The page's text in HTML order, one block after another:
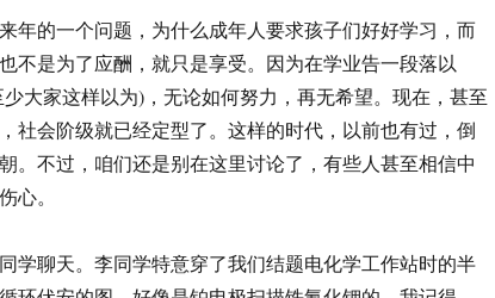
年的一个问题，为什么成年人要求孩子们好好学习，而
不是为了应酬，就只是享受。因为在学业告一段落以
大家这样以为)，无论如何努力，再无希望。现在，甚至
社会阶级就已经定型了。这样的时代，以前也有过，倒
。不过，咱们还是别在这里讨论了，有些人甚至相信中
心。
学聊天。李同学特意穿了我们结题电化学工作站时的半